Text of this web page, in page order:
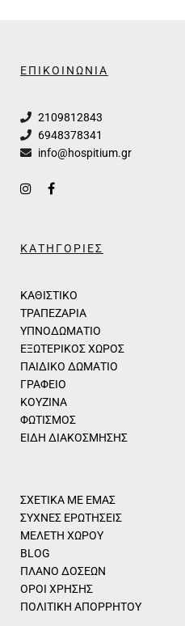
ΕΠΙΚΟΙΝΩΝΙΑ
2109812843
6948378341
info@hospitium.gr
ΚΑΤΗΓΟΡΙΕΣ
ΚΑΘΙΣΤΙΚΟ
ΤΡΑΠΕΖΑΡΙΑ
ΥΠΝΟΔΩΜΑΤΙΟ
ΕΞΩΤΕΡΙΚΟΣ ΧΩΡΟΣ
ΠΑΙΔΙΚΟ ΔΩΜΑΤΙΟ
ΓΡΑΦΕΙΟ
ΚΟΥΖΙΝΑ
ΦΩΤΙΣΜΟΣ
ΕΙΔΗ ΔΙΑΚΟΣΜΗΣΗΣ
ΣΧΕΤΙΚΑ ΜΕ ΕΜΑΣ
ΣΥΧΝΕΣ ΕΡΩΤΗΣΕΙΣ
ΜΕΛΕΤΗ ΧΩΡΟΥ
BLOG
ΠΛΑΝΟ ΔΟΣΕΩΝ
ΟΡΟΙ ΧΡΗΣΗΣ
ΠΟΛΙΤΙΚΗ ΑΠΟΡΡΗΤΟΥ